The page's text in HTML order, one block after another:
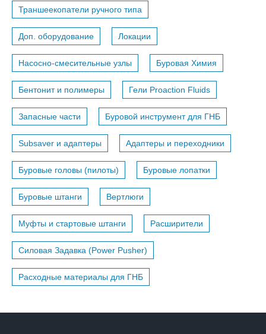
Траншеекопатели ручного типа
Доп. оборудование Локации
Насосно-смесительные узлы Буровая Химия
Бентонит и полимеры Гели Proaction Fluids
Запасные части Буровой инструмент для ГНБ
Subsaver и адаптеры Адаптеры и переходники
Буровые головы (пилоты) Буровые лопатки
Буровые штанги Вертлюги
Муфты и стартовые штанги Расширители
Силовая Задавка (Power Pusher)
Расходные материалы для ГНБ